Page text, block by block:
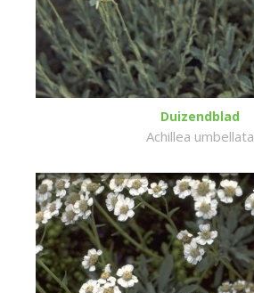
Duizendblad
Achillea umbellata